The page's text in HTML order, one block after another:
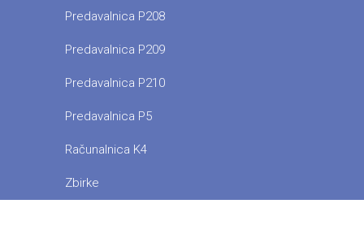
Predavalnica P208
Predavalnica P209
Predavalnica P210
Predavalnica P5
Računalnica K4
Zbirke